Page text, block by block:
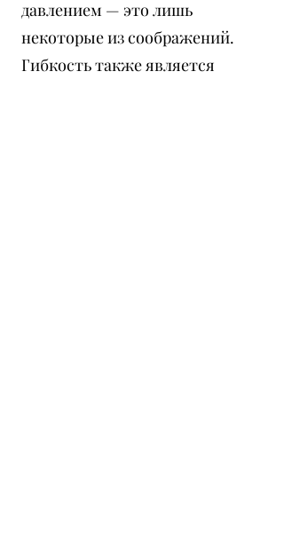
давлением — это лишь
некоторые из соображений.
Гибкость также является